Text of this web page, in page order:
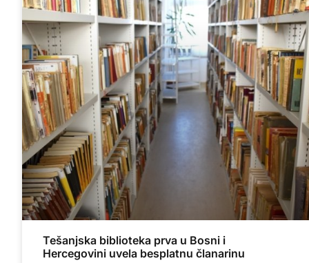
Tešanjska biblioteka prva u Bosni i
Hercegovini uvela besplatnu članarinu